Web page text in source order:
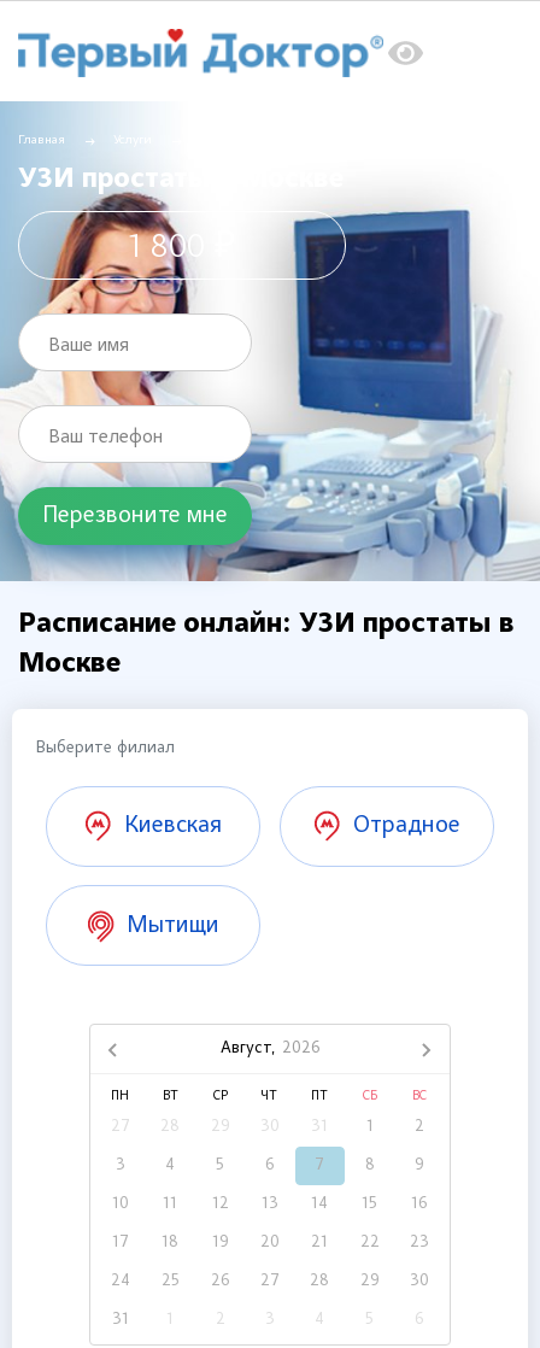
Главная Услуги
УЗИ простаты в Москве
1 800 ₽
Ваше имя
Ваш телефон
Расписание онлайн: УЗИ простаты в
Москве
Выберите филиал
Киевская Отрадное
Мытищи
Август, 2026
ПН ВТ СР ЧТ СБ ВС
27 28 29 30 31 1 2
3 4 5 6 7 8 9
10 11 12 13 14 15 16
17 18 19 20 21 22 23
24 25 26 27 28 29 30
31 1 2 3 4 5 6